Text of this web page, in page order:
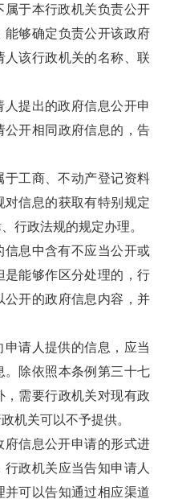
属于本行政机关负责公开
能够确定负责公开该政府
该行政机关的名称、联
人提出的政府信息公开申
开相同政府信息的，告
于工商、不动产登记资料
信息的获取有特别规定
行政法规的规定办理。
息中含有不应当公开或
能够作区分处理的，行
开的政府信息内容，并
请人提供的信息，应当
。除依照本条例第三十七
需要行政机关对现有政
机关可以不予提供。
信息公开申请的形式进
政机关应当告知申请人
可以告知通过相应渠道